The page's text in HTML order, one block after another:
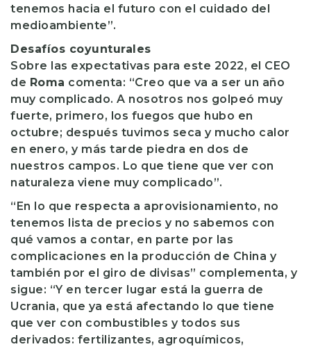
tenemos hacia el futuro con el cuidado del
medioambiente”.
Desafíos coyunturales
Sobre las expectativas para este 2022, el CEO
de Roma comenta: “Creo que va a ser un año
muy complicado. A nosotros nos golpeó muy
fuerte, primero, los fuegos que hubo en
octubre; después tuvimos seca y mucho calor
en enero, y más tarde piedra en dos de
nuestros campos. Lo que tiene que ver con
naturaleza viene muy complicado”.
“En lo que respecta a aprovisionamiento, no
tenemos lista de precios y no sabemos con
qué vamos a contar, en parte por las
complicaciones en la producción de China y
también por el giro de divisas” complementa, y
sigue: “Y en tercer lugar está la guerra de
Ucrania, que ya está afectando lo que tiene
que ver con combustibles y todos sus
derivados: fertilizantes, agroquímicos,